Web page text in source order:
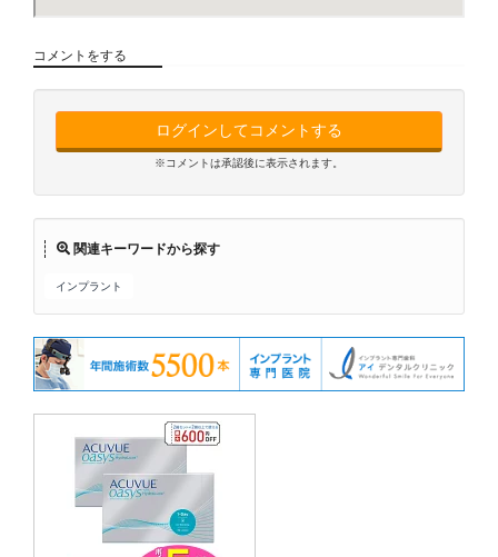
コメントをする
ログインしてコメントする
※コメントは承認後に表示されます。
関連キーワードから探す
インプラント